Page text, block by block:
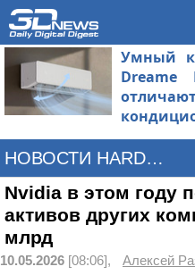
Умный
НОВОСТИ HARDWARE
Nvidia в этом году
активов других
млрд
10.05.2026 [08:06], Алексей